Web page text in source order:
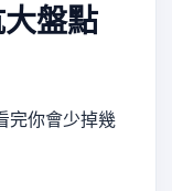
盤點
完你會少掉幾